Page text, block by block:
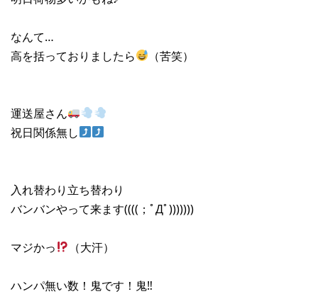
なんて…
高を括っておりましたら
（苦笑）
運送屋さん
祝日関係無し
入れ替わり立ち替わり
バンバンやって来ます((((；ﾟДﾟ)))))))
マジかっ （大汗）
ハンパ無い数！鬼です！鬼‼︎